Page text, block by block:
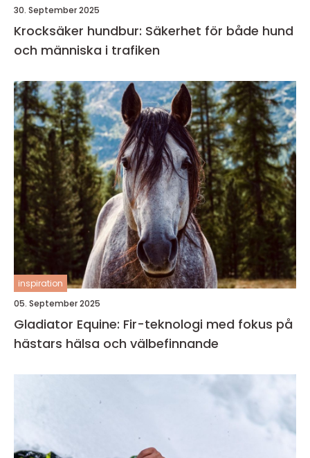
30. September 2025
Krocksäker hundbur: Säkerhet för både hund
och människa i trafiken
inspiration
05. September 2025
Gladiator Equine: Fir-teknologi med fokus på
hästars hälsa och välbefinnande